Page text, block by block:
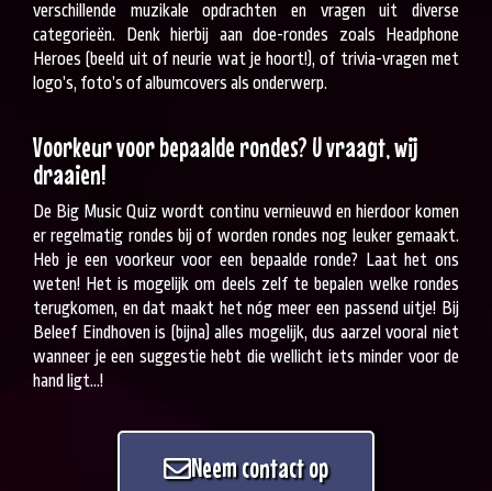
verschillende muzikale opdrachten en vragen uit diverse
categorieën. Denk hierbij aan doe-rondes zoals Headphone
Heroes (beeld uit of neurie wat je hoort!), of trivia-vragen met
logo’s, foto’s of albumcovers als onderwerp.
Voorkeur voor bepaalde rondes? U vraagt, wij
draaien!
De Big Music Quiz wordt continu vernieuwd en hierdoor komen
er regelmatig rondes bij of worden rondes nog leuker gemaakt.
Heb je een voorkeur voor een bepaalde ronde? Laat het ons
weten! Het is mogelijk om deels zelf te bepalen welke rondes
terugkomen, en dat maakt het nóg meer een passend uitje! Bij
Beleef Eindhoven is (bijna) alles mogelijk, dus aarzel vooral niet
wanneer je een suggestie hebt die wellicht iets minder voor de
hand ligt…!
Neem contact op